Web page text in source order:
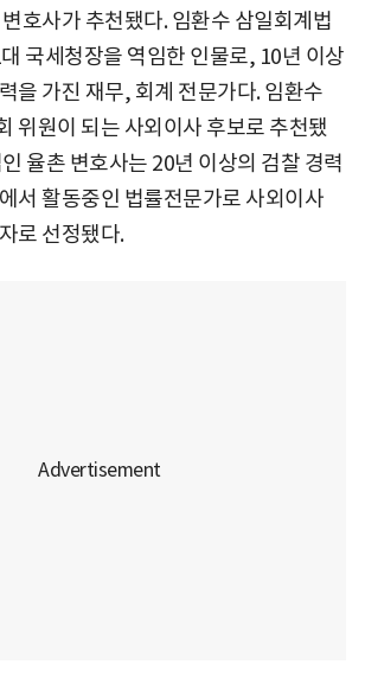
호사가 추천됐다. 임환수 삼일회계법
국세청장을 역임한 인물로, 10년 이상
을 가진 재무, 회계 전문가다. 임환수
위원이 되는 사외이사 후보로 추천됐
율촌 변호사는 20년 이상의 검찰 경력
서 활동중인 법률전문가로 사외이사
로 선정됐다.